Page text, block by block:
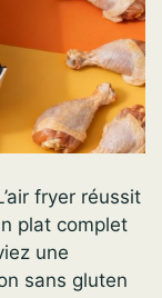
fryer réussit
plat complet
une
sans gluten